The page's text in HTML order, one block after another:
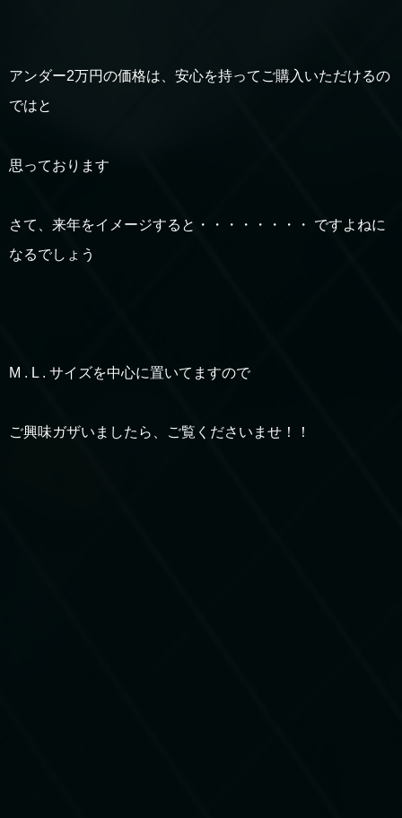
アンダー2万円の価格は、安心を持ってご購入いただけるの
ではと
思っております
さて、来年をイメージすると・・・・・・・・ ですよねに
なるでしょう
M . L . サイズを中心に置いてますので
ご興味ガザいましたら、ご覧くださいませ！！